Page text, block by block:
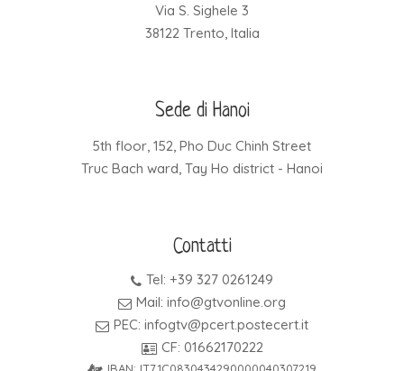
Via S. Sighele 3
38122 Trento, Italia
Sede di Hanoi
5th floor, 152, Pho Duc Chinh Street
Truc Bach ward, Tay Ho district - Hanoi
Contatti
Tel: +39 327 0261249
Mail: info@gtvonline.org
PEC: infogtv@pcert.postecert.it
CF: 01662170222